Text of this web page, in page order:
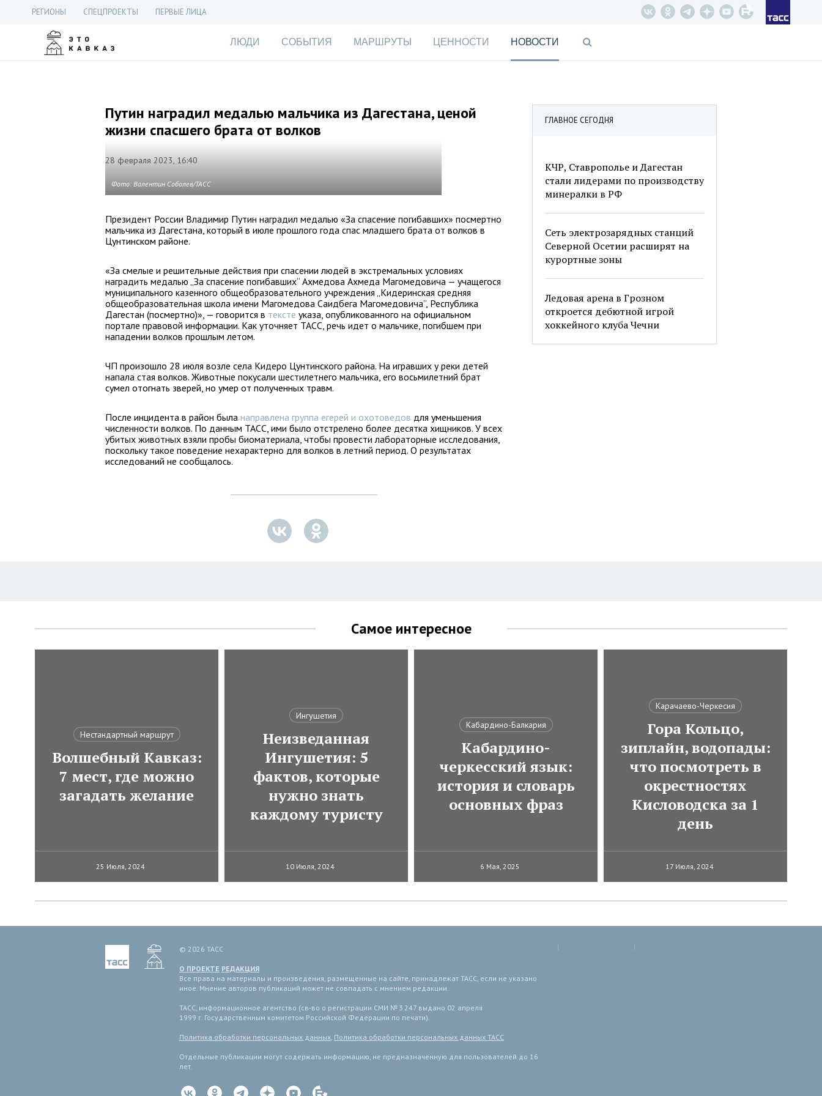
РЕГИОНЫ СПЕЦПРОЕКТЫ ПЕРВЫЕ ЛИЦА
ЛЮДИ СОБЫТИЯ МАРШРУТЫ ЦЕННОСТИ НОВОСТИ
ГЛАВНОЕ СЕГОДНЯ
КЧР, Ставрополье и Дагестан
стали лидерами по производству
минералки в РФ
Сеть электрозарядных станций
Северной Осетии расширят на
курортные зоны
Ледовая арена в Грозном
откроется дебютной игрой
хоккейного клуба Чечни
Путин наградил медалью мальчика из Дагестана, ценой
жизни спасшего брата от волков
28 февраля 2023, 16:40
Фото: Валентин Соболев/ТАСС
Президент России Владимир Путин наградил медалью «За спасение погибавших» посмертно
мальчика из Дагестана, который в июле прошлого года спас младшего брата от волков в
Цунтинском районе.
«За смелые и решительные действия при спасении людей в экстремальных условиях
наградить медалью „За спасение погибавших“ Ахмедова Ахмеда Магомедовича — учащегося
муниципального казенного общеобразовательного учреждения „Кидеринская средняя
общеобразовательная школа имени Магомедова Саидбега Магомедовича“, Республика
Дагестан (посмертно)», — говорится в тексте указа, опубликованного на официальном
портале правовой информации. Как уточняет ТАСС, речь идет о мальчике, погибшем при
нападении волков прошлым летом.
ЧП произошло 28 июля возле села Кидеро Цунтинского района. На игравших у реки детей
напала стая волков. Животные покусали шестилетнего мальчика, его восьмилетний брат
сумел отогнать зверей, но умер от полученных травм.
После инцидента в район была направлена группа егерей и охотоведов для уменьшения
численности волков. По данным ТАСС, ими было отстрелено более десятка хищников. У всех
убитых животных взяли пробы биоматериала, чтобы провести лабораторные исследования,
поскольку такое поведение нехарактерно для волков в летний период. О результатах
исследований не сообщалось.
Самое интересное
Нестандартный маршрут
Волшебный Кавказ:
7 мест, где можно
загадать желание
25 Июля, 2024
Ингушетия
Неизведанная
Ингушетия: 5
фактов, которые
нужно знать
каждому туристу
10 Июля, 2024
Кабардино-Балкария
Кабардино-
черкесский язык:
история и словарь
основных фраз
6 Мая, 2025
Карачаево-Черкесия
Гора Кольцо,
зиплайн, водопады:
что посмотреть в
окрестностях
Кисловодска за 1
день
17 Июля, 2024
© 2026 ТАСС
О ПРОЕКТЕ РЕДАКЦИЯ
Все права на материалы и произведения, размещенные на сайте, принадлежат ТАСС, если не указано
иное. Мнение авторов публикаций может не совпадать с мнением редакции.
ТАСС, информационное агентство (св-во о регистрации СМИ № 3 247 выдано 02 апреля
1999 г. Государственным комитетом Российской Федерации по печати).
Политика обработки персональных данных, Политика обработки персональных данных ТАСС
Отдельные публикации могут содержать информацию, не предназначенную для пользователей до 16
лет.